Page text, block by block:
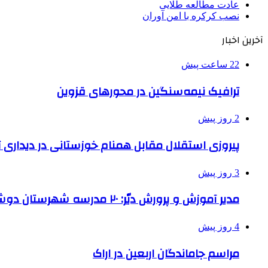
عادت مطالعه طلایی
نصب کرکره با امن آوران
آخرین اخبار
22 ساعت پیش
ترافیک نیمه‌سنگین در محورهای قزوین
2 روز پیش
پیروزی استقلال مقابل همنام خوزستانی در دیداری
3 روز پیش
مدیر آموزش و پرورش دیّر: ۲۰ مدرسه شهرستان دوشیفته است
4 روز پیش
مراسم جاماندگان اربعین در اراک